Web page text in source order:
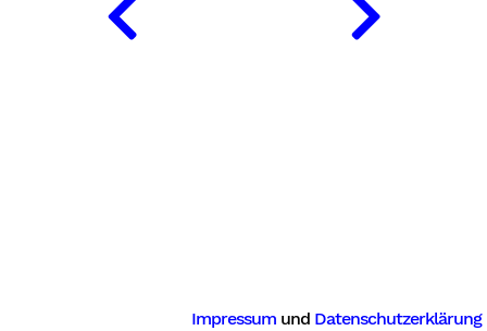
Impressum und Datenschutzerklärung